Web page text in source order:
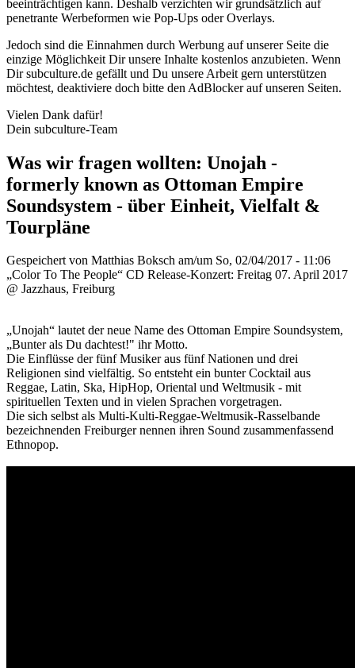
beeinträchtigen kann. Deshalb verzichten wir grundsätzlich auf
penetrante Werbeformen wie Pop-Ups oder Overlays.
Jedoch sind die Einnahmen durch Werbung auf unserer Seite die
einzige Möglichkeit Dir unsere Inhalte kostenlos anzubieten. Wenn
Dir subculture.de gefällt und Du unsere Arbeit gern unterstützen
möchtest, deaktiviere doch bitte den AdBlocker auf unseren Seiten.
Vielen Dank dafür!
Dein subculture-Team
Was wir fragen wollten: Unojah -
formerly known as Ottoman Empire
Soundsystem - über Einheit, Vielfalt &
Tourpläne
Gespeichert von Matthias Boksch am/um So, 02/04/2017 - 11:06
„Color To The People“ CD Release-Konzert: Freitag 07. April 2017
@ Jazzhaus, Freiburg
„Unojah“ lautet der neue Name des Ottoman Empire Soundsystem,
„Bunter als Du dachtest!" ihr Motto.
Die Einflüsse der fünf Musiker aus fünf Nationen und drei
Religionen sind vielfältig. So entsteht ein bunter Cocktail aus
Reggae, Latin, Ska, HipHop, Oriental und Weltmusik - mit
spirituellen Texten und in vielen Sprachen vorgetragen.
Die sich selbst als Multi-Kulti-Reggae-Weltmusik-Rasselbande
bezeichnenden Freiburger nennen ihren Sound zusammenfassend
Ethnopop.